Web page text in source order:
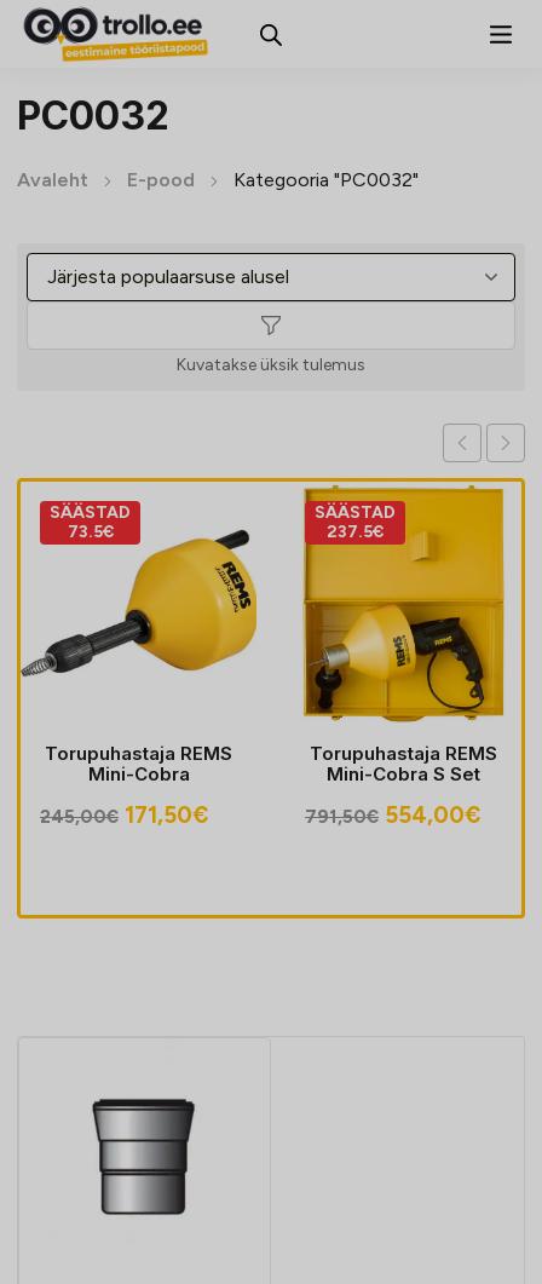
PC0032
Avaleht E-pood Kategooria "PC0032"
Kuvatakse üksik tulemus
SÄÄSTAD
73.5€
Torupuhastaja REMS
Mini-Cobra
245,00€ Algne
171,50€Praegune
SÄÄSTAD
237.5€
Torupuhastaja REMS
Mini-Cobra S Set
791,50€ Algne
554,00€